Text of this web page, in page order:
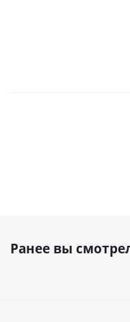
Ранее вы